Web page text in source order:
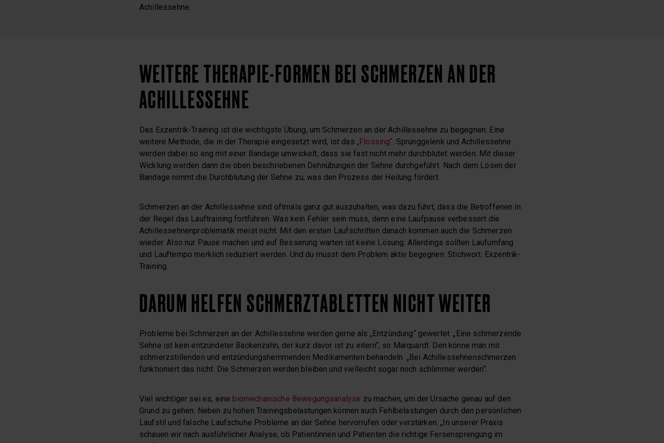
Achillessehne.
WEITERE THERAPIE-FORMEN BEI SCHMERZEN AN DER
ACHILLESSEHNE
Das Exzentrik-Training ist die wichtigste Übung, um Schmerzen an der Achillessehne zu begegnen. Eine
weitere Methode, die in der Therapie eingesetzt wird, ist das „Flossing“. Sprunggelenk und Achillessehne
werden dabei so eng mit einer Bandage umwickelt, dass sie fast nicht mehr durchblutet werden. Mit dieser
Wicklung werden dann die oben beschriebenen Dehnübungen der Sehne durchgeführt. Nach dem Lösen der
Bandage nimmt die Durchblutung der Sehne zu, was den Prozess der Heilung fördert.
Schmerzen an der Achillessehne sind oftmals ganz gut auszuhalten, was dazu führt, dass die Betroffenen in
der Regel das Lauftraining fortführen. Was kein Fehler sein muss, denn eine Laufpause verbessert die
Achillessehnenproblematik meist nicht. Mit den ersten Laufschritten danach kommen auch die Schmerzen
wieder. Also nur Pause machen und auf Besserung warten ist keine Lösung. Allerdings sollten Laufumfang
und Lauftempo merklich reduziert werden. Und du musst dem Problem aktiv begegnen. Stichwort: Exzentrik-
Training.
DARUM HELFEN SCHMERZTABLETTEN NICHT WEITER
Probleme bei Schmerzen an der Achillessehne werden gerne als „Entzündung“ gewertet. „Eine schmerzende
Sehne ist kein entzündeter Backenzahn, der kurz davor ist zu eitern“, so Marquardt. Den könne man mit
schmerzstillenden und entzündungshemmenden Medikamenten behandeln. „Bei Achillessehnenschmerzen
funktioniert das nicht. Die Schmerzen werden bleiben und vielleicht sogar noch schlimmer werden“.
Viel wichtiger sei es, eine biomechanische Bewegungsanalyse zu machen, um der Ursache genau auf den
Grund zu gehen. Neben zu hohen Trainingsbelastungen können auch Fehlbelastungen durch den persönlichen
Laufstil und falsche Laufschuhe Probleme an der Sehne hervorrufen oder verstärken. „In unserer Praxis
schauen wir nach ausführlicher Analyse, ob Patientinnen und Patienten die richtige Fersensprengung im